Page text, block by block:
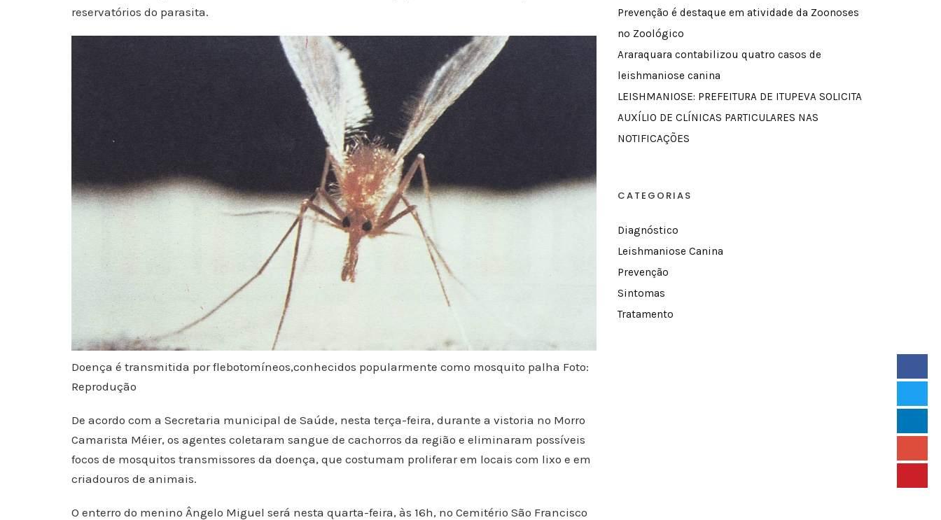
reservatórios do parasita.
Doença é transmitida por flebotomíneos,conhecidos popularmente como mosquito palha Foto:
Reprodução
De acordo com a Secretaria municipal de Saúde, nesta terça-feira, durante a vistoria no Morro
Camarista Méier, os agentes coletaram sangue de cachorros da região e eliminaram possíveis
focos de mosquitos transmissores da doença, que costumam proliferar em locais com lixo e em
criadouros de animais.
O enterro do menino Ângelo Miguel será nesta quarta-feira, às 16h, no Cemitério São Francisco
Prevenção é destaque em atividade da Zoonoses
no Zoológico
Araraquara contabilizou quatro casos de
leishmaniose canina
LEISHMANIOSE: PREFEITURA DE ITUPEVA SOLICITA
AUXÍLIO DE CLÍNICAS PARTICULARES NAS
NOTIFICAÇÕES
CATEGORIAS
Diagnóstico
Leishmaniose Canina
Prevenção
Sintomas
Tratamento